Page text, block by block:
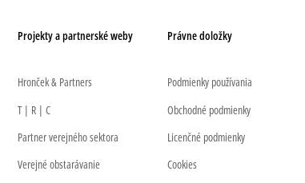
Projekty a partnerské weby
Hronček & Partners
T | R | C
Partner verejného sektora
Verejné obstarávanie
Právne doložky
Podmienky používania
Obchodné podmienky
Licenčné podmienky
Cookies